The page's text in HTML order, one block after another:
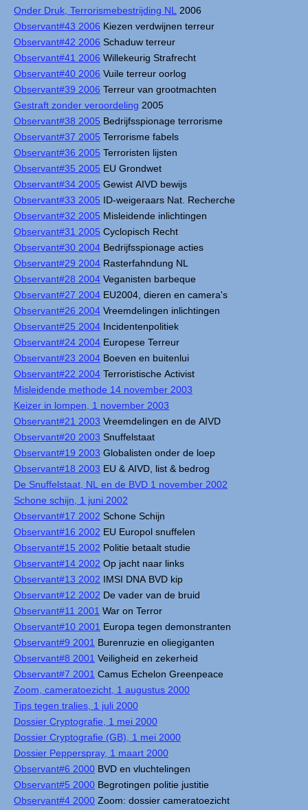
Onder Druk, Terrorismebestrijding NL
2006
Observant#43 2006 Kiezen verdwijnen terreur
Observant#42 2006 Schaduw terreur
Observant#41 2006 Willekeurig Strafrecht
Observant#40 2006 Vuile terreur oorlog
Observant#39 2006 Terreur van grootmachten
Gestraft zonder veroordeling 2005
Observant#38 2005 Bedrijfsspionage terrorisme
Observant#37 2005 Terrorisme fabels
Observant#36 2005 Terroristen lijsten
Observant#35 2005 EU Grondwet
Observant#34 2005 Gewist AIVD bewijs
Observant#33 2005 ID-weigeraars Nat. Recherche
Observant#32 2005 Misleidende inlichtingen
Observant#31 2005 Cyclopisch Recht
Observant#30 2004 Bedrijfsspionage acties
Observant#29 2004 Rasterfahndung NL
Observant#28 2004 Veganisten barbeque
Observant#27 2004 EU2004, dieren en camera's
Observant#26 2004 Vreemdelingen inlichtingen
Observant#25 2004 Incidentenpolitiek
Observant#24 2004 Europese Terreur
Observant#23 2004 Boeven en buitenlui
Observant#22 2004 Terroristische Activist
Misleidende methode 14 november 2003
Keizer in lompen, 1 november 2003
Observant#21 2003 Vreemdelingen en de AIVD
Observant#20 2003 Snuffelstaat
Observant#19 2003 Globalisten onder de loep
Observant#18 2003 EU & AIVD, list & bedrog
De Snuffelstaat, NL en de BVD 1 november 2002
Schone schijn, 1 juni 2002
Observant#17 2002 Schone Schijn
Observant#16 2002 EU Europol snuffelen
Observant#15 2002 Politie betaalt studie
Observant#14 2002 Op jacht naar links
Observant#13 2002 IMSI DNA BVD kip
Observant#12 2002 De vader van de bruid
Observant#11 2001 War on Terror
Observant#10 2001 Europa tegen demonstranten
Observant#9 2001 Burenruzie en oliegiganten
Observant#8 2001 Veiligheid en zekerheid
Observant#7 2001 Camus Echelon Greenpeace
Zoom, cameratoezicht, 1 augustus 2000
Tips tegen tralies, 1 juli 2000
Dossier Cryptografie, 1 mei 2000
Dossier Cryptografie (GB), 1 mei 2000
Dossier Pepperspray, 1 maart 2000
Observant#6 2000 BVD en vluchtelingen
Observant#5 2000 Begrotingen politie justitie
Observant#4 2000 Zoom: dossier cameratoezicht